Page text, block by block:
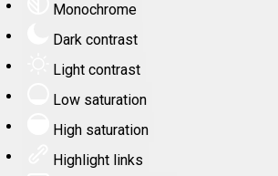
Monochrome
Dark contrast
Light contrast
Low saturation
High saturation
Highlight links